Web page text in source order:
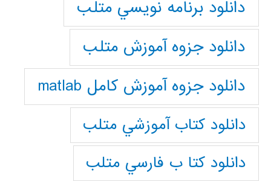
دانلود برنامه نويسي متلب
دانلود جزوه آموزش متلب
دانلود جزوه آموزش کامل matlab
دانلود كتاب آموزشي متلب
دانلود كتا ب فارسي متلب